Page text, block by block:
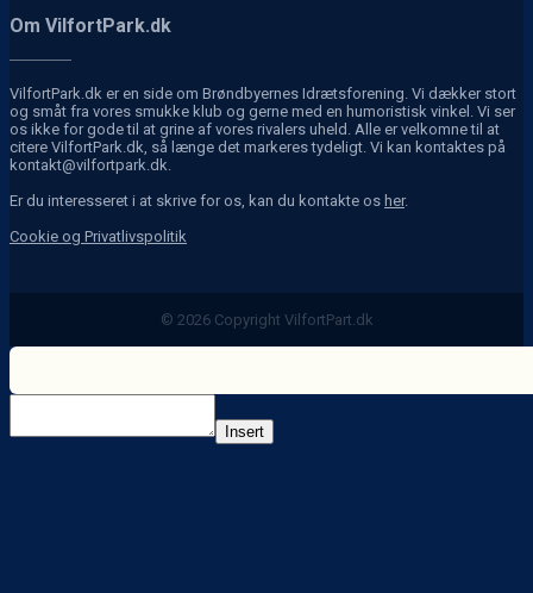
Om VilfortPark.dk
VilfortPark.dk er en side om Brøndbyernes Idrætsforening. Vi dækker stort
og småt fra vores smukke klub og gerne med en humoristisk vinkel. Vi ser
os ikke for gode til at grine af vores rivalers uheld. Alle er velkomne til at
citere VilfortPark.dk, så længe det markeres tydeligt. Vi kan kontaktes på
kontakt@vilfortpark.dk.
Er du interesseret i at skrive for os, kan du kontakte os her.
Cookie og Privatlivspolitik
© 2026 Copyright VilfortPart.dk
Insert